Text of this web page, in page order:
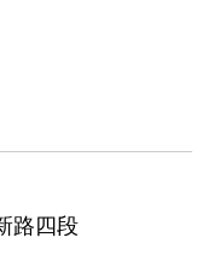
路四段